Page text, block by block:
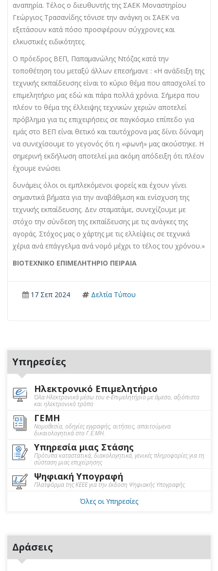
αναπηρία. Τέλος ο διευθυντής της ΣΑΕΚ Μοναστηρίου
Γεώργιος Τρασανίδης τόνισε την ανάγκη οι ΣΑΕΚ να
εξετάσουν κατά πόσο προσφέρουν σύγχρονες και
ελκυστικές ειδικότητες.
Ο πρόεδρος ΒΕΠ, Παπαμανώλης Ντόζας κατά την
τοποθέτηση του μεταξύ άλλων επεσήμανε : «Η ανάδειξη της
τεχνικής εκπαίδευσης είναι το κύριο θέμα που απασχολεί το
επιμελητήριο μας εδώ και πάρα πολλά χρόνια. Σήμερα που
πλέον το θέμα της έλλειψης τεχνικών χεριών αποτελεί
πρόβλημα για τις επιχειρήσεις σε παγκόσμιο επίπεδο για
εμάς στο ΒΕΠ είναι θετικό και ταυτόχρονα μας δίνει δύναμη
να συνεχίσουμε το γεγονός ότι η «φωνή» μας ακούστηκε. Η
σημερινή εκδήλωση αποτελεί μια ακόμη απόδειξη ότι πλέον
έχουμε ενώσει
δυνάμεις όλοι οι εμπλεκόμενοι φορείς και έχουν γίνει
σημαντικά βήματα για την αναβάθμιση και ενίσχυση της
τεχνικής εκπαίδευσης. Δεν σταματάμε, συνεχίζουμε με
στόχο την σύνδεση της εκπαίδευσης με τις ανάγκες της
αγοράς. Στόχος μας ο χάρτης με τις ελλείψεις σε τεχνικά
χέρια ανά επάγγελμα ανά νομό μέχρι το τέλος του χρόνου.»
ΒΙΟΤΕΧΝΙΚΟ ΕΠΙΜΕΛΗΤΗΡΙΟ ΠΕΙΡΑΙΑ
17 Σεπ 2024 Δελτία Τύπου
Υπηρεσίες
Ηλεκτρονικό Επιμελητήριο
Όλα Ηλεκτρονικά μέσω του e-Επιμελητήριο με άμεσο, αξιόπιστο
και ηλεκτρονικό τρόπο
ΓΕΜΗ
Νομοθεσία, οδηγίες εγγραφής, αιτήσεις, απαιτούμενα
δικαιολογητικά στο Γ.Ε.ΜΗ.
Υπηρεσία μιας Στάσης
Πρότυπα καταστατικά, διακολογητικά, γενικές πληροφορίες για τη
σύσταση μιας επιχείρησης
Ψηφιακή Υπογραφή
Πλατφόρμα της ΚΕΕΕ για την έκδοση Ψηφιακής Υπογραφής
Όλες οι Υπηρεσίες
Δράσεις